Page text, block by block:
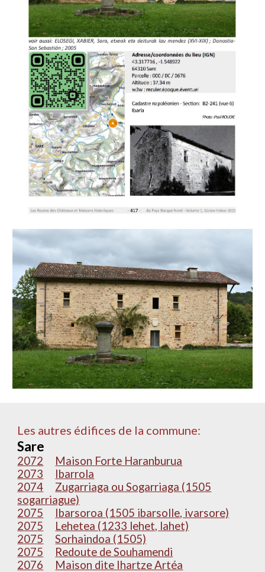
Les autres édifices de la commune:
Sare
2072
Maison Forte Haranburua
2073
Ibarrola
2074
Zugarriaga ou Sogarriaga (1505
sogarriague)
2075
Ibarsoroa (1505 ibarsolle, ivarsore)
2075
Lehetea (1233 lehet, lahet)
2075
Sorhaindoa (1505)
2075
Redoute de Souhamendi
2076
Maison dite Ihartze Artéa